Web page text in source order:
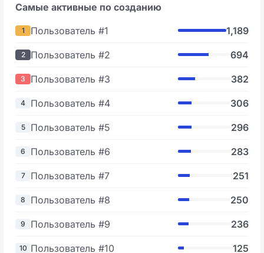
Самые активные по созданию
1 Пользователь #1 1,189
2 Пользователь #2 694
3 Пользователь #3 382
4 Пользователь #4 306
5 Пользователь #5 296
6 Пользователь #6 283
7 Пользователь #7 251
8 Пользователь #8 250
9 Пользователь #9 236
10 Пользователь #10 125